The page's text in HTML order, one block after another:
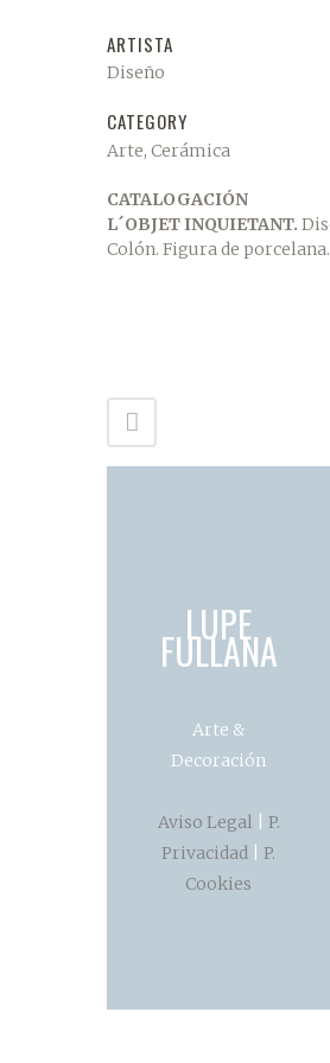
ARTISTA
Diseño
CATEGORY
Arte, Cerámica
CATALOGACIÓN
L´OBJET INQUIETANT.
Colón. Figura de
LUPE
FULLANA
Arte &
Decoración
Aviso Legal
P.
Privacidad
P.
Cookies